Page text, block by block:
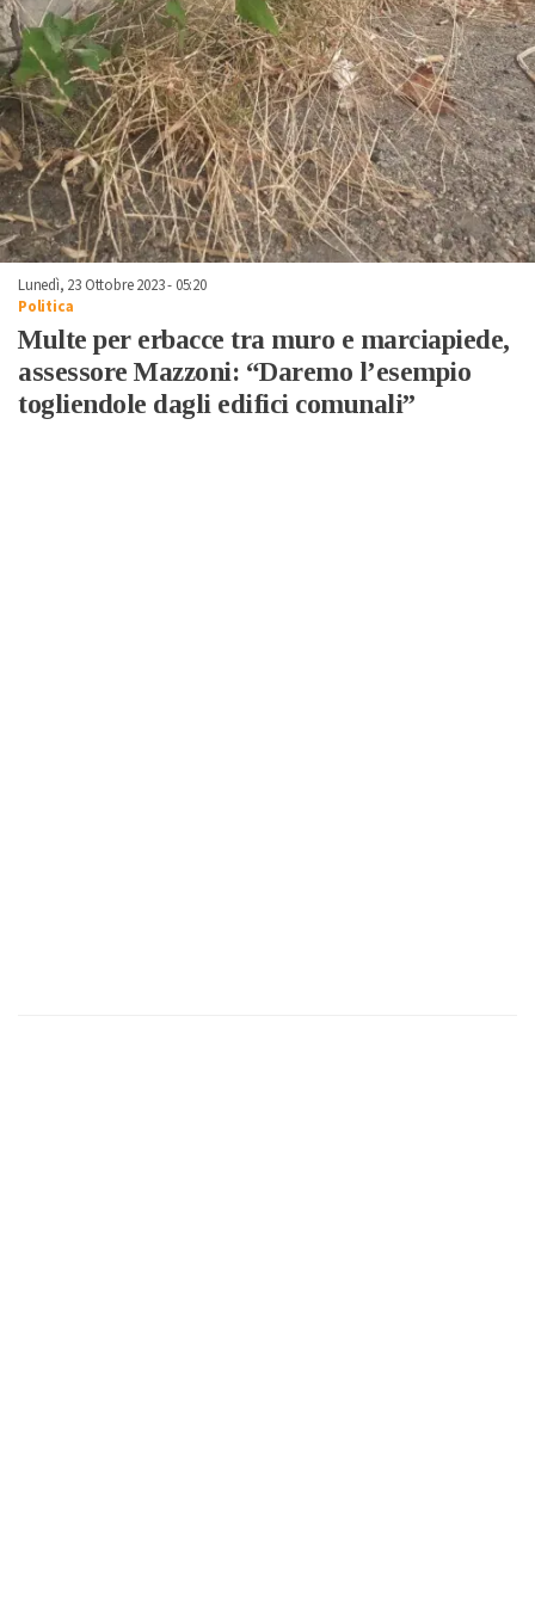
Lunedì, 23 Ottobre 2023 - 05:20
Politica
Multe per erbacce tra muro e marciapiede,
assessore Mazzoni: “Daremo l’esempio
togliendole dagli edifici comunali”